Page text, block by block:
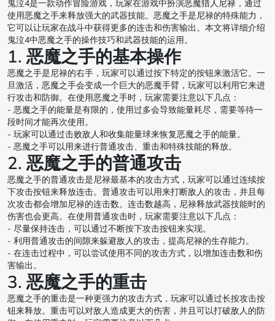
鬼泣4是一款动作冒险游戏，玩家在游戏中扮演恶魔猎人尼禄，通过
使用恶魔之手来释放强大的武器技能。恶魔之手是尼禄的特殊能力，
它可以让玩家在战斗中获得更多的连击和伤害输出。本文将详细介绍
鬼泣4中恶魔之手的操作技巧和武器技能的运用。
1. 恶魔之手的基本操作
恶魔之手是尼禄的右手，玩家可以通过按下特定的按钮来激活它。一
旦激活，恶魔之手会变成一个巨大的恶魔手臂，玩家可以利用它来进
行攻击和防御。在使用恶魔之手时，玩家需要注意以下几点：
- 恶魔之手的能量是有限的，使用过多会导致能量耗尽，需要等待一
段时间才能再次使用。
- 玩家可以通过击败敌人和收集能量球来恢复恶魔之手的能量。
- 恶魔之手可以用来进行普通攻击、重击和特殊技能的释放。
2. 恶魔之手的普通攻击
恶魔之手的普通攻击是尼禄最基本的攻击方式，玩家可以通过连续按
下攻击按钮来释放连击。普通攻击可以用来打断敌人的攻击，并且每
次攻击都会增加尼禄的连击数。连击数越高，尼禄释放武器技能时的
伤害也会更高。在使用普通攻击时，玩家需要注意以下几点：
- 尽量保持连击，可以通过不断按下攻击按钮来实现。
- 利用普通攻击的间隙来躲避敌人的攻击，提高尼禄的生存能力。
- 在连击过程中，可以尝试使用不同的攻击方式，以增加连击数和伤
害输出。
3. 恶魔之手的重击
恶魔之手的重击是一种更强力的攻击方式，玩家可以通过长按攻击按
钮来释放。重击可以对敌人造成更大的伤害，并且可以打破敌人的防